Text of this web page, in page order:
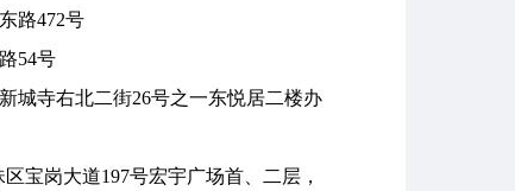
路472号
54号
城寺右北二街26号之一东悦居二楼办
宝岗大道197号宏宇广场首、二层，